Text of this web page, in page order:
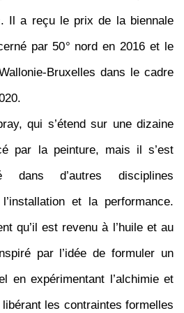
Il a reçu le prix de la biennale
par 50° nord en 2016 et le
Bruxelles dans le cadre
qui s’étend sur une dizaine
par la peinture, mais il s’est
dans d’autres disciplines
et la performance.
qu’il est revenu à l’huile et au
par l’idée de formuler un
en expérimentant l’alchimie et
les contraintes formelles